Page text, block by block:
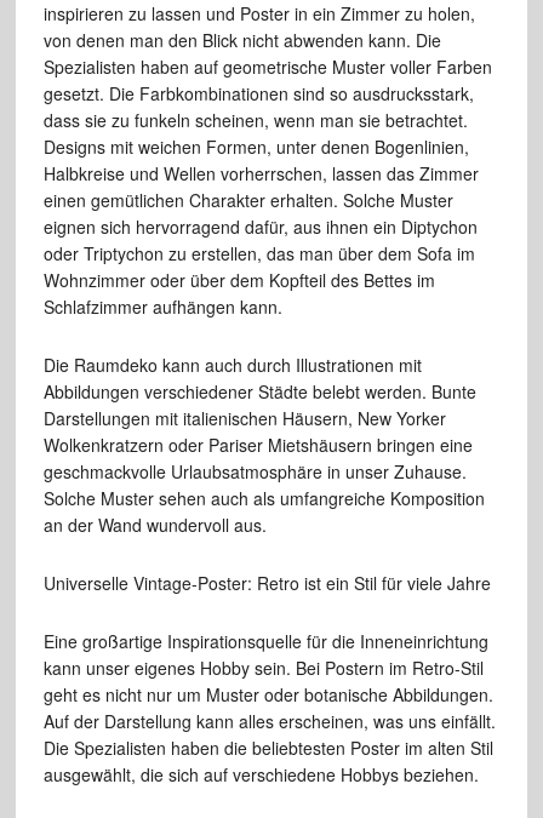
inspirieren zu lassen und Poster in ein Zimmer zu holen,
von denen man den Blick nicht abwenden kann. Die
Spezialisten haben auf geometrische Muster voller Farben
gesetzt. Die Farbkombinationen sind so ausdrucksstark,
dass sie zu funkeln scheinen, wenn man sie betrachtet.
Designs mit weichen Formen, unter denen Bogenlinien,
Halbkreise und Wellen vorherrschen, lassen das Zimmer
einen gemütlichen Charakter erhalten. Solche Muster
eignen sich hervorragend dafür, aus ihnen ein Diptychon
oder Triptychon zu erstellen, das man über dem Sofa im
Wohnzimmer oder über dem Kopfteil des Bettes im
Schlafzimmer aufhängen kann.
Die Raumdeko kann auch durch Illustrationen mit
Abbildungen verschiedener Städte belebt werden. Bunte
Darstellungen mit italienischen Häusern, New Yorker
Wolkenkratzern oder Pariser Mietshäusern bringen eine
geschmackvolle Urlaubsatmosphäre in unser Zuhause.
Solche Muster sehen auch als umfangreiche Komposition
an der Wand wundervoll aus.
Universelle Vintage-Poster: Retro ist ein Stil für viele Jahre
Eine großartige Inspirationsquelle für die Inneneinrichtung
kann unser eigenes Hobby sein. Bei Postern im Retro-Stil
geht es nicht nur um Muster oder botanische Abbildungen.
Auf der Darstellung kann alles erscheinen, was uns einfällt.
Die Spezialisten haben die beliebtesten Poster im alten Stil
ausgewählt, die sich auf verschiedene Hobbys beziehen.